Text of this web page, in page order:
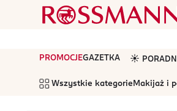
PROMOCJEGAZETKA ☀️
Wszystkie kategorie Makijaż i